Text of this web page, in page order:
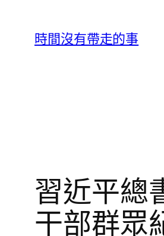
時間沒有帶走的事
習近平總
干部群眾